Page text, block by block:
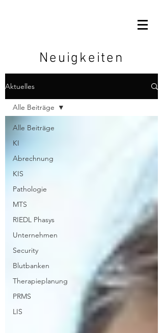
Neuigkeiten
Aktuelles
Alle Beiträge
KI
Abrechnung
KIS
Pathologie
MTS
RIEDL Phasys
Unternehmen
Security
Blutbanken
Therapieplanung
PRMS
LIS
Alle Beiträge